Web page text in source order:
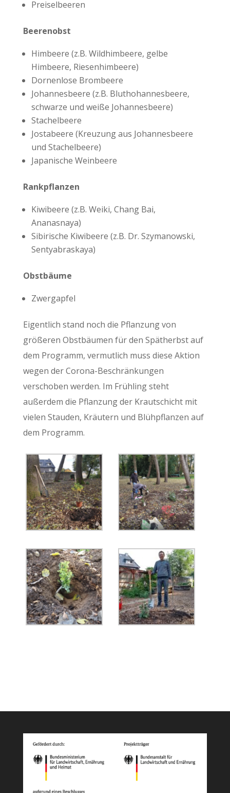
Preiselbeeren
Beerenobst
Himbeere (z.B. Wildhimbeere, gelbe
Himbeere, Riesenhimbeere)
Dornenlose Brombeere
Johannesbeere (z.B. Bluthohannesbeere,
schwarze und weiße Johannesbeere)
Stachelbeere
Jostabeere (Kreuzung aus Johannesbeere
und Stachelbeere)
Japanische Weinbeere
Rankpflanzen
Kiwibeere (z.B. Weiki, Chang Bai,
Ananasnaya)
Sibirische Kiwibeere (z.B. Dr. Szymanowski,
Sentyabraskaya)
Obstbäume
Zwergapfel
Eigentlich stand noch die Pflanzung von
größeren Obstbäumen für den Spätherbst auf
dem Programm, vermutlich muss diese Aktion
wegen der Corona-Beschränkungen
verschoben werden. Im Frühling steht
außerdem die Pflanzung der Krautschicht mit
vielen Stauden, Kräutern und Blühpflanzen auf
dem Programm.